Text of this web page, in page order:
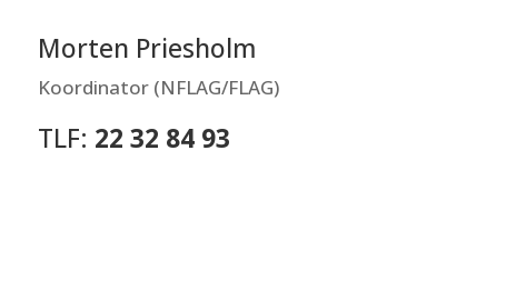
Morten Priesholm
Koordinator (NFLAG/FLAG)
TLF: 22 32 84 93